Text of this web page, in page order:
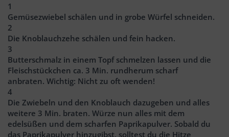
1
Gemüsezwiebel schälen und in grobe Würfel schneiden.
2
Die Knoblauchzehe schälen und fein hacken.
3
Butterschmalz in einem Topf schmelzen lassen und die
Fleischstückchen ca. 3 Min. rundherum scharf
anbraten. Wichtig: Nicht zu oft wenden!
4
Die Zwiebeln und den Knoblauch dazugeben und alles
weitere 3 Min. braten. Würze nun alles mit dem
edelsüßen und dem scharfen Paprikapulver. Sobald du
das Paprikapulver hinzugibst, solltest du die Hitze